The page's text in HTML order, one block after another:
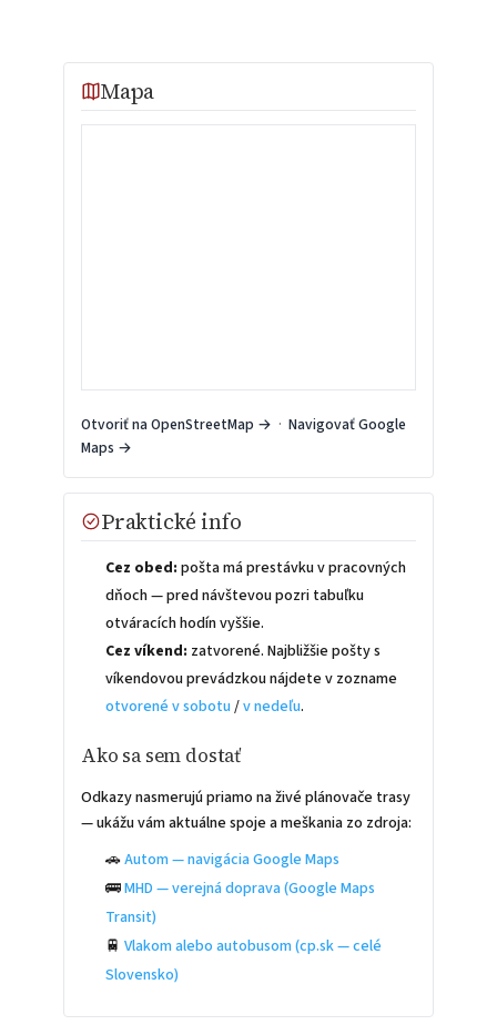
Mapa
Otvoriť na OpenStreetMap → · Navigovať Google
Maps →
Praktické info
Cez obed: pošta má prestávku v pracovných
dňoch — pred návštevou pozri tabuľku
otváracích hodín vyššie.
Cez víkend: zatvorené. Najbližšie pošty s
víkendovou prevádzkou nájdete v zozname
otvorené v sobotu /v nedeľu.
Ako sa sem dostať
Odkazy nasmerujú priamo na živé plánovače trasy
— ukážu vám aktuálne spoje a meškania zo zdroja:
🚗Autom — navigácia Google Maps
🚌MHD — verejná doprava (Google Maps
Transit)
🚆Vlakom alebo autobusom (cp.sk — celé
Slovensko)